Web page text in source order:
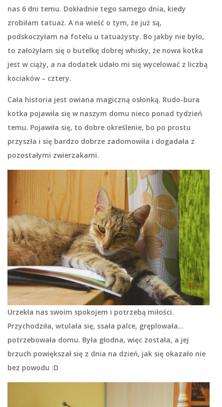
nas 6 dni temu. Dokładnie tego samego dnia, kiedy
zrobiłam tatuaż. A na wieść o tym, że już są,
podskoczyłam na fotelu u tatuażysty. Bo jakby nie było,
to założyłam się o butelkę dobrej whisky, że nowa kotka
jest w ciąży, a na dodatek udało mi się wycelować z liczbą
kociaków – cztery.
Cała historia jest owiana magiczną osłonką. Rudo-bura
kotka pojawiła się w naszym domu nieco ponad tydzień
temu. Pojawiła się, to dobre określenie, bo po prostu
przyszła i się bardzo dobrze zadomowiła i dogadała z
pozostałymi zwierzakami.
Urzekła nas swoim spokojem i potrzebą miłości.
Przychodziła, wtulała się, ssała palce, gręplowała…
potrzebowała domu. Była głodna, więc została, a jej
brzuch powiększał się z dnia na dzień, jak się okazało nie
bez powodu :D